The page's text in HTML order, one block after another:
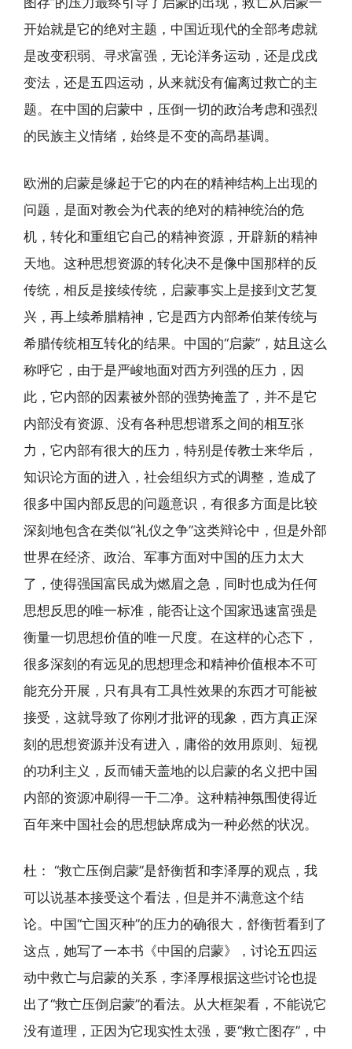
开始就是它的绝对主题，中国近现代的全部考虑就
是改变积弱、寻求富强，无论洋务运动，还是戊戌
变法，还是五四运动，从来就没有偏离过救亡的主
题。在中国的启蒙中，压倒一切的政治考虑和强烈
的民族主义情绪，始终是不变的高昂基调。
欧洲的启蒙是缘起于它的内在的精神结构上出现的
问题，是面对教会为代表的绝对的精神统治的危
机，转化和重组它自己的精神资源，开辟新的精神
天地。这种思想资源的转化决不是像中国那样的反
传统，相反是接续传统，启蒙事实上是接到文艺复
兴，再上续希腊精神，它是西方内部希伯莱传统与
希腊传统相互转化的结果。中国的“启蒙”，姑且这么
称呼它，由于是严峻地面对西方列强的压力，因
此，它内部的因素被外部的强势掩盖了，并不是它
内部没有资源、没有各种思想谱系之间的相互张
力，它内部有很大的压力，特别是传教士来华后，
知识论方面的进入，社会组织方式的调整，造成了
很多中国内部反思的问题意识，有很多方面是比较
深刻地包含在类似“礼仪之争”这类辩论中，但是外部
世界在经济、政治、军事方面对中国的压力太大
了，使得强国富民成为燃眉之急，同时也成为任何
思想反思的唯一标准，能否让这个国家迅速富强是
衡量一切思想价值的唯一尺度。在这样的心态下，
很多深刻的有远见的思想理念和精神价值根本不可
能充分开展，只有具有工具性效果的东西才可能被
接受，这就导致了你刚才批评的现象，西方真正深
刻的思想资源并没有进入，庸俗的效用原则、短视
的功利主义，反而铺天盖地的以启蒙的名义把中国
内部的资源冲刷得一干二净。这种精神氛围使得近
百年来中国社会的思想缺席成为一种必然的状况。
杜： “救亡压倒启蒙”是舒衡哲和李泽厚的观点，我
可以说基本接受这个看法，但是并不满意这个结
论。中国“亡国灭种”的压力的确很大，舒衡哲看到了
这点，她写了一本书《中国的启蒙》，讨论五四运
动中救亡与启蒙的关系，李泽厚根据这些讨论也提
出了“救亡压倒启蒙”的看法。从大框架看，不能说它
没有道理，正因为它现实性太强，要“救亡图存”，中